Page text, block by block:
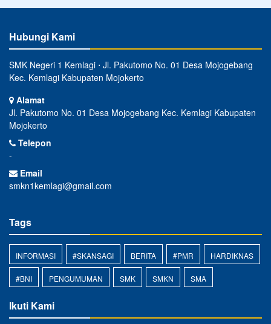
Hubungi Kami
SMK Negeri 1 Kemlagi ⋅ Jl. Pakutomo No. 01 Desa Mojogebang
Kec. Kemlagi Kabupaten Mojokerto
Alamat
Jl. Pakutomo No. 01 Desa Mojogebang Kec. Kemlagi Kabupaten
Mojokerto
Telepon
-
Email
smkn1kemlagi@gmail.com
Tags
INFORMASI #SKANSAGI BERITA #PMR HARDIKNAS
#BNI PENGUMUMAN SMK SMKN SMA
Ikuti Kami